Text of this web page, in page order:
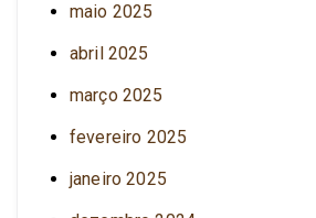
maio 2025
abril 2025
março 2025
fevereiro 2025
janeiro 2025